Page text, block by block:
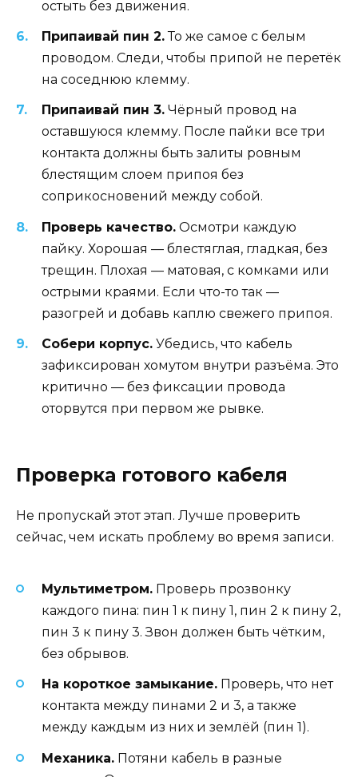
остыть без движения.
Припаивай пин 2.То же самое с белым
проводом. Следи, чтобы припой не перетёк
на соседнюю клемму.
Припаивай пин 3. Чёрный провод на
оставшуюся клемму. После пайки все три
контакта должны быть залиты ровным
блестящим слоем припоя без
соприкосновений между собой.
Проверь качество. Осмотри каждую
пайку. Хорошая — блестяглая, гладкая, без
трещин. Плохая — матовая, с комками или
острыми краями. Если что-то так —
разогрей и добавь каплю свежего припоя.
Собери корпус. Убедись, что кабель
зафиксирован хомутом внутри разъёма. Это
критично — без фиксации провода
оторвутся при первом же рывке.
Проверка готового кабеля
Не пропускай этот этап. Лучше проверить
сейчас, чем искать проблему во время записи.
Мультиметром. Проверь прозвонку
каждого пина: пин 1 к пину 1, пин 2 к пину 2,
пин 3 к пину 3. Звон должен быть чётким,
без обрывов.
На короткое замыкание. Проверь, что нет
контакта между пинами 2 и 3, а также
между каждым из них и землёй (пин 1).
Механика. Потяни кабель в разные